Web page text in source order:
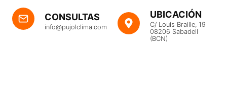
CONSULTAS
info@pujolclima.com
UBICACIÓN
C/ Louis Braille, 19
08206 Sabadell
(BCN)